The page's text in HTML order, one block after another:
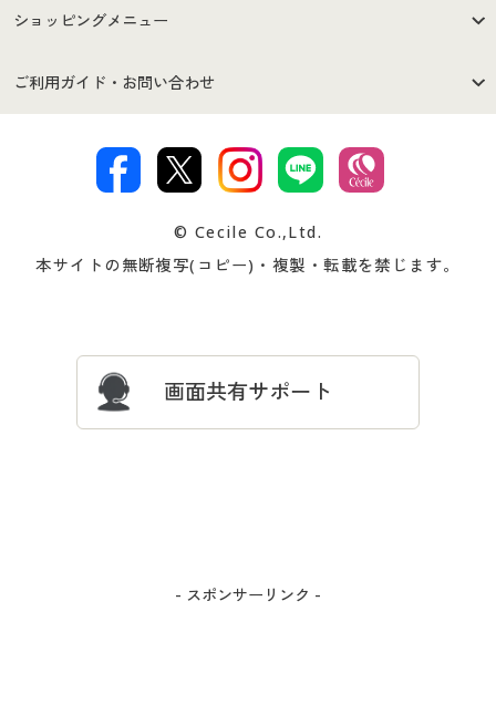
はじめての方へ
セシールご利用規約
著作権・商標について 会社案内
ショッピングメニュー
商品カテゴリ
プレゼント＆キャンペーン サイトマップ
ご利用ガイド・お問い合わせ
交換・返品は お支払は
ついて
忘れの場合
© Cecile Co.,Ltd.
本サイトの無断複写(コピー)・複製・転載を禁じます。
画面共有サポート
- スポンサーリンク -